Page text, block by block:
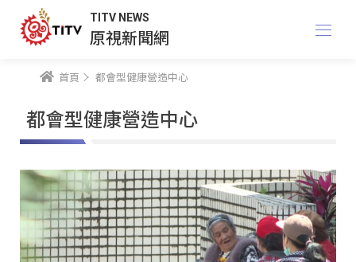
TITV NEWS
原視新聞網
首頁 都會型健康營造中心
都會型健康營造中心